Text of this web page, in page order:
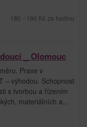
180 - 190 Kč za hodinu
_ Olomouc
Praxe v
– výhodou. Schopnost
s tvorbou a řízením
materiálních a...